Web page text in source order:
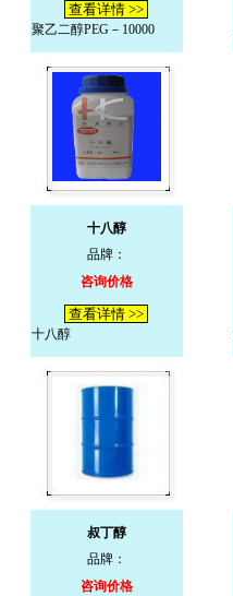
查看详情 >>
聚乙二醇PEG－10000
十八醇
品牌：
咨询价格
查看详情 >>
十八醇
叔丁醇
品牌：
咨询价格